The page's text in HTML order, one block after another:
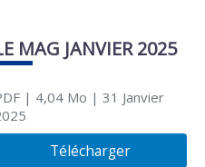
MAG JANVIER 2025
| 4,04 Mo | 31 Janvier
Télécharger